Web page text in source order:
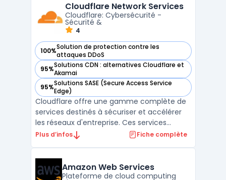
entreprises grâce à une infrastructure
mondiale, des services ...
Cloudflare Network Services
Cloudflare: Cybersécurité -
Sécurité &
4
100%Solution de protection contre les
attaques DDoS
— voir Cloudflare Network Services dans cette catégorie
95%Solutions CDN : alternatives Cloudflare et
Akamai
— voir Cloudflare Network Services dans cette catégorie
95%Solutions SASE (Secure Access Service
Edge)
— voir Cloudflare Network Services dans cette catégorie
Cloudflare offre une gamme complète de
services destinés à sécuriser et accélérer
les réseaux d'entreprise. Ces services
combinent sécurité, performances et
réseaux. En complément, Cloudflare
propose des modules additi ...
Plus d’infos Fiche complète
Amazon Web Services
Plateforme de cloud computing